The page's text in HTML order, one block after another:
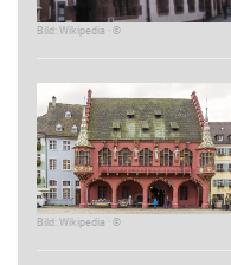
Bild: Wikipedia · ©
Bild: Wikipedia · ©